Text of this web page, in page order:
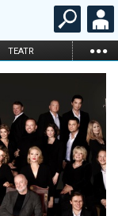
TEATR ...
KARNETY